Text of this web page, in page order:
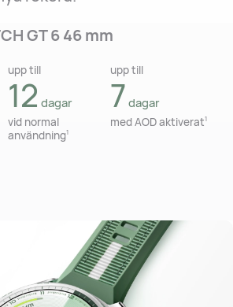
GT 6 46 mm
upp till
12 dagar
vid normal
användning1
upp till
7 dagar
med AOD aktiverat1
upp till
7dagar
vid normal
användning1
upp till
5dagar
med AOD aktiverat1